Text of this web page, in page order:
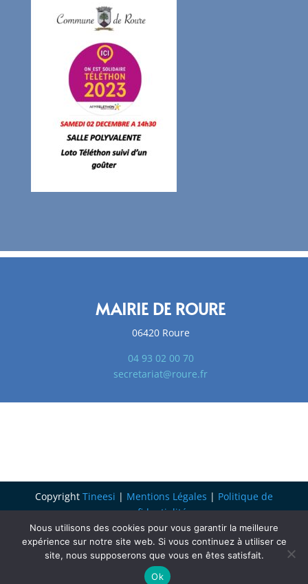
MAIRIE DE ROURE
06420 Roure
04 93 02 00 70
secretariat@roure.fr
Copyright Tineesi | Mentions Légales | Politique de
confidentialité
Nous utilisons des cookies pour vous garantir la meilleure
expérience sur notre site web. Si vous continuez à utiliser ce
site, nous supposerons que vous en êtes satisfait.
Ok